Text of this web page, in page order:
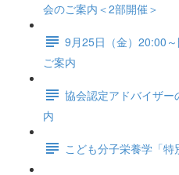
会のご案内＜2部開催＞
9月25日（金）20:00
ご案内
協会認定アドバイザ
内
こども分子栄養学「